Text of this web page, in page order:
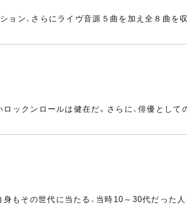
ョン、さらにライヴ音源５曲を加え全８曲を
ックンロールは健在だ。さらに、俳優として
もその世代に当たる、当時10～30代だった人